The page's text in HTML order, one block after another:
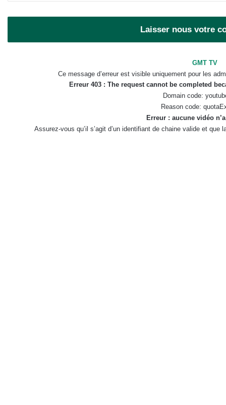
Laisser nous votre
GMT TV
Ce message d’erreur est visible uniquement pour les
Erreur 403 : The request cannot be completed
Domain code:
Reason code:
Erreur : aucune vidéo
Assurez-vous qu’il s’agit d’un identifiant de chaine valide et